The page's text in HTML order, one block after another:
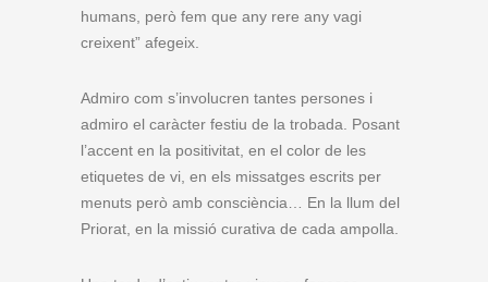
humans, però fem que any rere any vagi
creixent” afegeix.
Admiro com s’involucren tantes persones i
admiro el caràcter festiu de la trobada. Posant
l’accent en la positivitat, en el color de les
etiquetes de vi, en els missatges escrits per
menuts però amb consciència… En la llum del
Priorat, en la missió curativa de cada ampolla.